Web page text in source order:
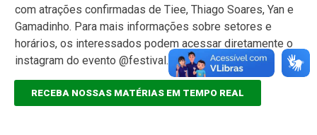
com atrações confirmadas de Tiee, Thiago Soares, Yan e
Gamadinho. Para mais informações sobre setores e
horários, os interessados podem acessar diretamente o
instagram do evento @festival.gerações.
RECEBA NOSSAS MATÉRIAS EM TEMPO REAL